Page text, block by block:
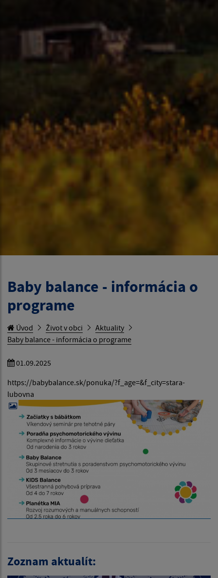
Baby balance - informácia o
programe
Úvod Život v obci
Aktuality
Baby balance - informácia o programe
01.09.2025
https://babybalance.sk/ponuka/?f_age=&f_city=stara-
lubovna
Zoznam aktualít: